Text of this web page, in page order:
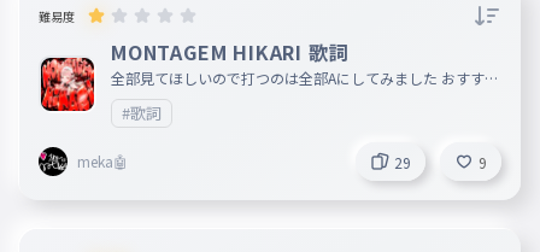
難易度
MONTAGEM HIKARI 歌詞
全部見てほしいので打つのは全部Aにしてみました おすすめ
はその歌詞を読み終わったら次進むっていうのもいいと思い
ます
#歌詞
meka🤖 29 9